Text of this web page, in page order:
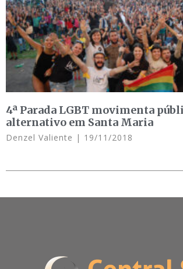
4ª Parada LGBT movimenta
alternativo em Santa Maria
Denzel Valiente 19/11/2018